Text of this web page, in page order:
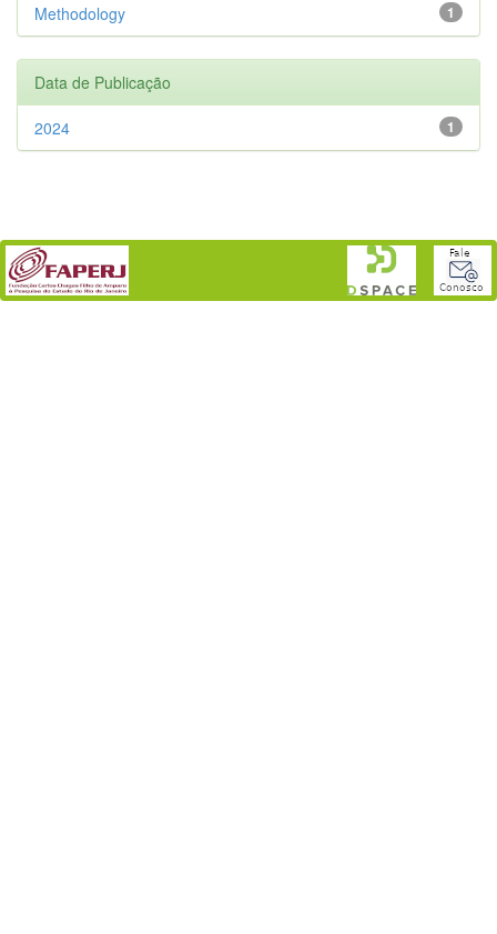
1
Methodology
Data de Publicação
1
2024